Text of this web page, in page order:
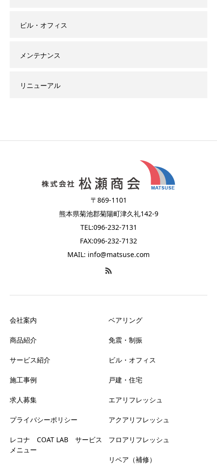
ビル・オフィス
メンテナンス
リニューアル
〒869-1101
熊本県菊池郡菊陽町津久礼142-9
TEL:096-232-7131
FAX:096-232-7132
MAIL: info@matsuse.com
会社案内
商品紹介
サービス紹介
施工事例
求人募集
プライバシーポリシー
レコナ COAT LAB サービス
メニュー
ベアリング
免震・制振
ビル・オフィス
戸建・住宅
エアリフレッシュ
アクアリフレッシュ
フロアリフレッシュ
リペア（補修）